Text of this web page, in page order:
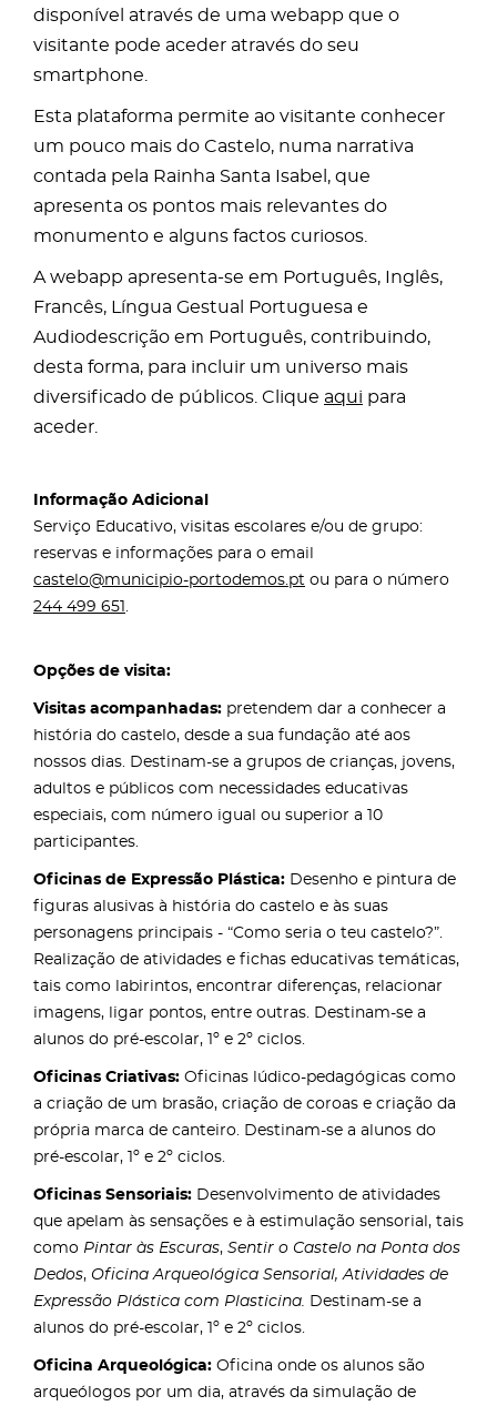
disponível através de uma webapp que o
visitante pode aceder através do seu
smartphone.
Esta plataforma permite ao visitante conhecer
um pouco mais do Castelo, numa narrativa
contada pela Rainha Santa Isabel, que
apresenta os pontos mais relevantes do
monumento e alguns factos curiosos.
A webapp apresenta-se em Português, Inglês,
Francês, Língua Gestual Portuguesa e
Audiodescrição em Português, contribuindo,
desta forma, para incluir um universo mais
diversificado de públicos. Clique aqui para
aceder.
Informação Adicional
Serviço Educativo, visitas escolares e/ou de grupo:
reservas e informações para o email
castelo@municipio-portodemos.pt ou para o número
244 499 651.
Opções de visita:
Visitas acompanhadas: pretendem dar a conhecer a
história do castelo, desde a sua fundação até aos
nossos dias. Destinam-se a grupos de crianças, jovens,
adultos e públicos com necessidades educativas
especiais, com número igual ou superior a 10
participantes.
Oficinas de Expressão Plástica: Desenho e pintura de
figuras alusivas à história do castelo e às suas
personagens principais - “Como seria o teu castelo?”.
Realização de atividades e fichas educativas temáticas,
tais como labirintos, encontrar diferenças, relacionar
imagens, ligar pontos, entre outras. Destinam-se a
alunos do pré-escolar, 1º e 2º ciclos.
Oficinas Criativas: Oficinas lúdico-pedagógicas como
a criação de um brasão, criação de coroas e criação da
própria marca de canteiro. Destinam-se a alunos do
pré-escolar, 1º e 2º ciclos.
Oficinas Sensoriais: Desenvolvimento de atividades
que apelam às sensações e à estimulação sensorial, tais
como Pintar às Escuras, Sentir o Castelo na Ponta dos
Dedos, Oficina Arqueológica Sensorial, Atividades de
Expressão Plástica com Plasticina. Destinam-se a
alunos do pré-escolar, 1º e 2º ciclos.
Oficina Arqueológica: Oficina onde os alunos são
arqueólogos por um dia, através da simulação de